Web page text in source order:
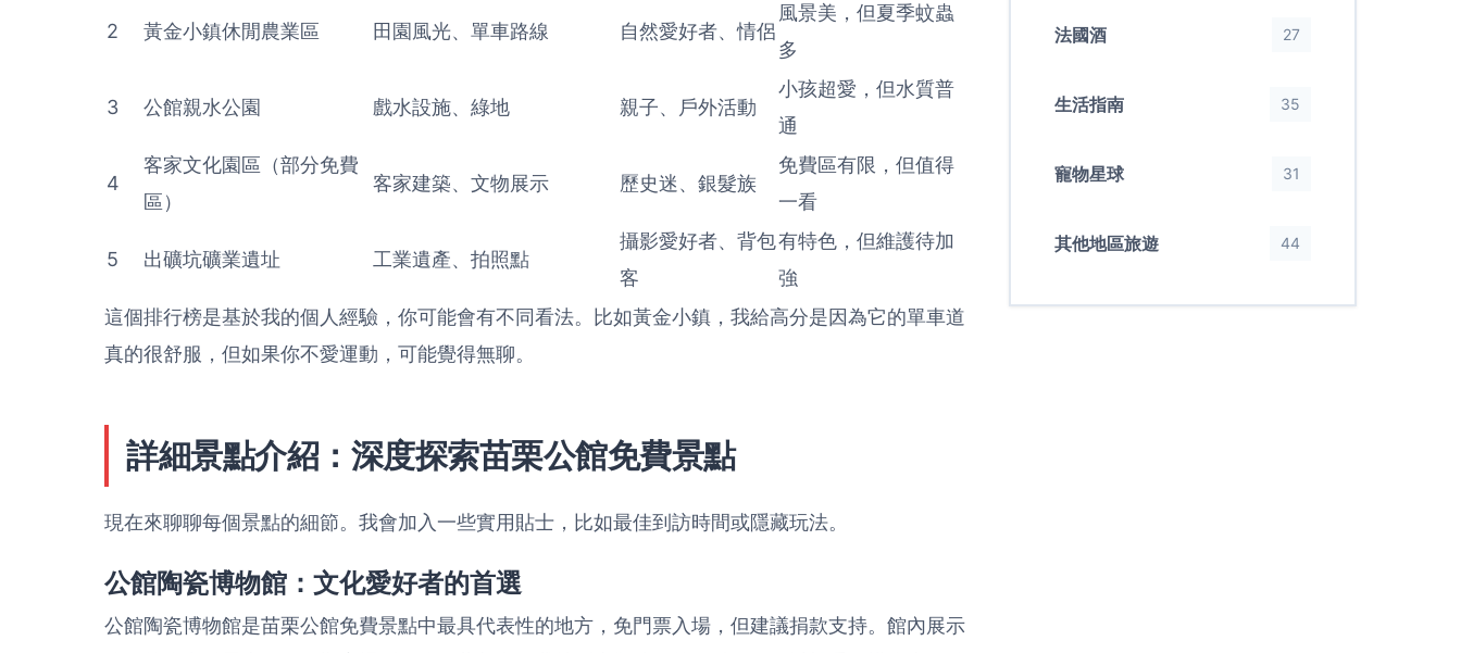
2 黃金小鎮休閒農業區 田園風光、單車路線 自然愛好者、情侶
風景美，但夏季蚊蟲
多
3 公館親水公園 戲水設施、綠地 親子、戶外活動
小孩超愛，但水質普
通
4
客家文化園區（部分免費
區）
客家建築、文物展示 歷史迷、銀髮族
免費區有限，但值得
一看
5 出礦坑礦業遺址 工業遺產、拍照點
攝影愛好者、背包
客
有特色，但維護待加
強
這個排行榜是基於我的個人經驗，你可能會有不同看法。比如黃金小鎮，我給高分是因為它的單車道
真的很舒服，但如果你不愛運動，可能覺得無聊。
詳細景點介紹：深度探索苗栗公館免費景點
現在來聊聊每個景點的細節。我會加入一些實用貼士，比如最佳到訪時間或隱藏玩法。
公館陶瓷博物館：文化愛好者的首選
公館陶瓷博物館是苗栗公館免費景點中最具代表性的地方，免門票入場，但建議捐款支持。館內展示
法國酒 27
生活指南 35
寵物星球 31
其他地區旅遊 44